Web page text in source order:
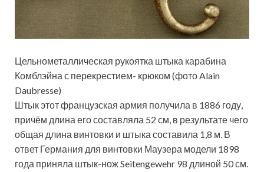
Цельнометаллическая рукоятка штыка карабина
Комблэйна с перекрестием- крюком (фото Alain
Daubresse)
Штык этот французская армия получила в 1886 году,
причём длина его составляла 52 см, в результате чего
общая длина винтовки и штыка составила 1,8 м. В
ответ Германия для винтовки Маузера модели 1898
года приняла штык-нож Seitengewehr 98 длиной 50 см.